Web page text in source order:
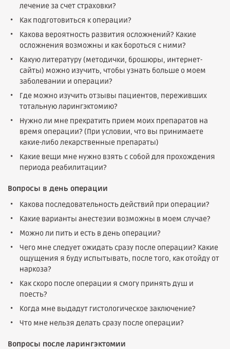
лечение за счет страховки?
Как подготовиться к операции?
Какова вероятность развития осложнений? Какие
осложнения возможны и как бороться с ними?
Какую литературу (методички, брошюры, интернет-
сайты) можно изучить, чтобы узнать больше о моем
заболевании и операции?
Где можно изучить отзывы пациентов, переживших
тотальную ларингэктомию?
Нужно ли мне прекратить прием моих препаратов на
время операции? (При условии, что вы принимаете
какие-либо лекарственные препараты)
Какие вещи мне нужно взять с собой для прохождения
периода реабилитации?
Вопросы в день операции
Какова последовательность действий при операции?
Какие варианты анестезии возможны в моем случае?
Можно ли пить и есть в день операции?
Чего мне следует ожидать сразу после операции? Какие
ощущения я буду испытывать, после того, как отойду от
наркоза?
Как скоро после операции я смогу принять душ и
поесть?
Когда мне выдадут гистологическое заключение?
Что мне нельзя делать сразу после операции?
Вопросы после ларингэктомии